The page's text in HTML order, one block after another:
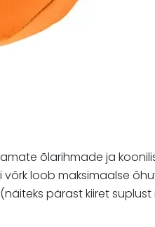
õlarihmade ja
loob maksimaalse
pärast kiiret suplust